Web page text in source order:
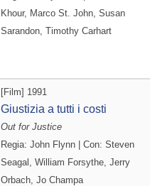
Khour, Marco St. John, Susan
Sarandon, Timothy Carhart
[Film] 1991
Giustizia a tutti i costi
Out for Justice
Regia: John Flynn | Con: Steven
Seagal, William Forsythe, Jerry
Orbach, Jo Champa